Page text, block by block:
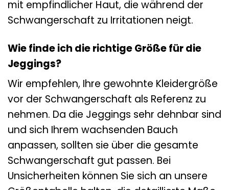
mit empfindlicher Haut, die während der
Schwangerschaft zu Irritationen neigt.
Wie finde ich die richtige Größe für die
Jeggings?
Wir empfehlen, Ihre gewohnte Kleidergröße
vor der Schwangerschaft als Referenz zu
nehmen. Da die Jeggings sehr dehnbar sind
und sich Ihrem wachsenden Bauch
anpassen, sollten sie über die gesamte
Schwangerschaft gut passen. Bei
Unsicherheiten können Sie sich an unsere